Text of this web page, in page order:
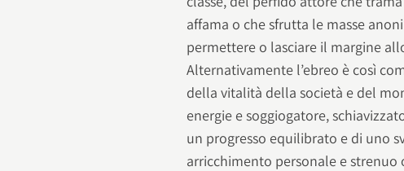
affama o che sfrutta le masse
permettere o lasciare il margine
Alternativamente l’ebreo è così
della vitalità della società e del
energie e soggiogatore,
un progresso equilibrato e di uno
arricchimento personale e